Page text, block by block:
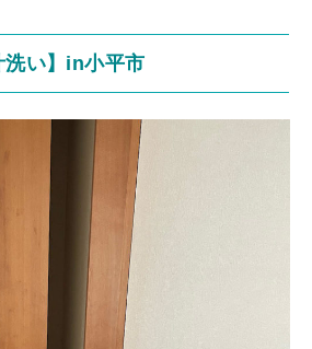
洗い】in小平市